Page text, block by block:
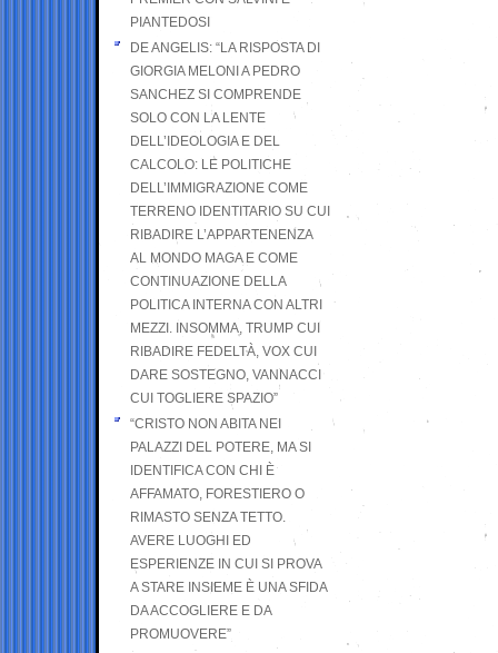
PIANTEDOSI
DE ANGELIS: “LA RISPOSTA DI
GIORGIA MELONI A PEDRO
SANCHEZ SI COMPRENDE
SOLO CON LA LENTE
DELL’IDEOLOGIA E DEL
CALCOLO: LE POLITICHE
DELL’IMMIGRAZIONE COME
TERRENO IDENTITARIO SU CUI
RIBADIRE L’APPARTENENZA
AL MONDO MAGA E COME
CONTINUAZIONE DELLA
POLITICA INTERNA CON ALTRI
MEZZI. INSOMMA, TRUMP CUI
RIBADIRE FEDELTÀ, VOX CUI
DARE SOSTEGNO, VANNACCI
CUI TOGLIERE SPAZIO”
“CRISTO NON ABITA NEI
PALAZZI DEL POTERE, MA SI
IDENTIFICA CON CHI È
AFFAMATO, FORESTIERO O
RIMASTO SENZA TETTO.
AVERE LUOGHI ED
ESPERIENZE IN CUI SI PROVA
A STARE INSIEME È UNA SFIDA
DA ACCOGLIERE E DA
PROMUOVERE”